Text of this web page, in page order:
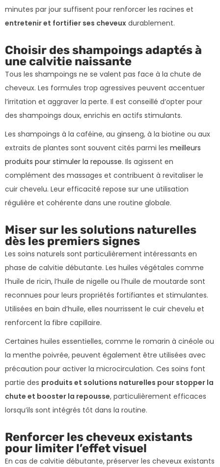
minutes par jour suffisent pour renforcer les racines et
entretenir et fortifier ses cheveux durablement.
Choisir des shampoings adaptés à
une calvitie naissante
Tous les shampoings ne se valent pas face à la chute de
cheveux. Les formules trop agressives peuvent accentuer
l’irritation et aggraver la perte. Il est conseillé d’opter pour
des shampoings doux, enrichis en actifs stimulants.
Les shampoings à la caféine, au ginseng, à la biotine ou aux
extraits de plantes sont souvent cités parmi les meilleurs
produits pour stimuler la repousse. Ils agissent en
complément des massages et contribuent à revitaliser le
cuir chevelu. Leur efficacité repose sur une utilisation
régulière et cohérente dans une routine globale.
Miser sur les solutions naturelles
dès les premiers signes
Les soins naturels sont particulièrement intéressants en
phase de calvitie débutante. Les huiles végétales comme
l’huile de ricin, l’huile de nigelle ou l’huile de moutarde sont
reconnues pour leurs propriétés fortifiantes et stimulantes.
Utilisées en bain d’huile, elles nourrissent le cuir chevelu et
renforcent la fibre capillaire.
Certaines huiles essentielles, comme le romarin à cinéole ou
la menthe poivrée, peuvent également être utilisées avec
précaution pour activer la microcirculation. Ces soins font
partie des produits et solutions naturelles pour stopper la
chute et booster la repousse, particulièrement efficaces
lorsqu’ils sont intégrés tôt dans la routine.
Renforcer les cheveux existants
pour limiter l’effet visuel
En cas de calvitie débutante, préserver les cheveux existants